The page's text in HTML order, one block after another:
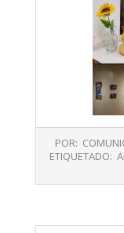
06-
POR:
ETIQUETADO: